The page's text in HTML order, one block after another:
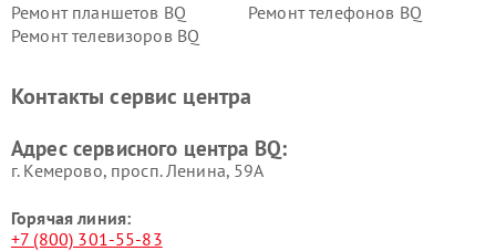
Ремонт планшетов BQ
Ремонт телефонов BQ
Ремонт телевизоров BQ
Контакты сервис центра
Адрес сервисного центра BQ:
г. Кемерово, просп. Ленина, 59А
Горячая линия:
+7 (800) 301-55-83